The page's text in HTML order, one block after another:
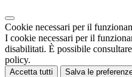
Cookie necessari per il
I cookie necessari per il
disabilitati. È possibile
policy.
Accetta tutti Salva le